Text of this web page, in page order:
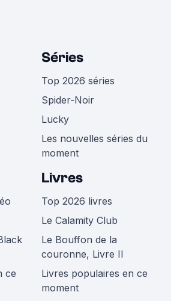
Séries
Top 2026 séries
Spider-Noir
Lucky
Les nouvelles séries du
moment
ce
Livres
Top 2026 livres
Le Calamity Club
Le Bouffon de la
couronne, Livre II
Livres populaires en ce
moment